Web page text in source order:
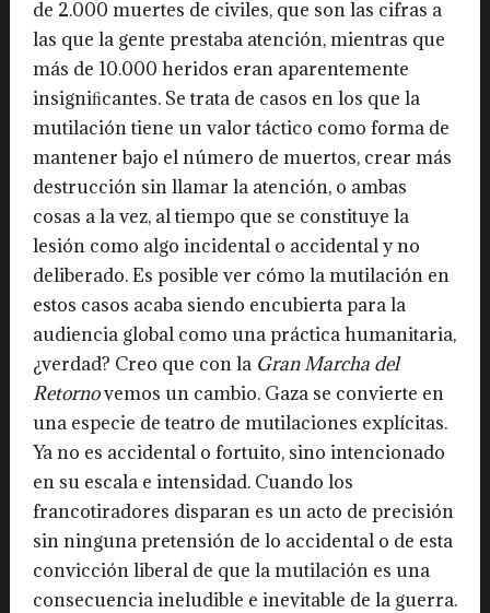
de 2.000 muertes de civiles, que son las cifras a
las que la gente prestaba atención, mientras que
más de 10.000 heridos eran aparentemente
insigniﬁcantes. Se trata de casos en los que la
mutilación tiene un valor táctico como forma de
mantener bajo el número de muertos, crear más
destrucción sin llamar la atención, o ambas
cosas a la vez, al tiempo que se constituye la
lesión como algo incidental o accidental y no
deliberado. Es posible ver cómo la mutilación en
estos casos acaba siendo encubierta para la
audiencia global como una práctica humanitaria,
¿verdad? Creo que con la Gran Marcha del
Retornovemos un cambio. Gaza se convierte en
una especie de teatro de mutilaciones explícitas.
Ya no es accidental o fortuito, sino intencionado
en su escala e intensidad. Cuando los
francotiradores disparan es un acto de precisión
sin ninguna pretensión de lo accidental o de esta
convicción liberal de que la mutilación es una
consecuencia ineludible e inevitable de la guerra.